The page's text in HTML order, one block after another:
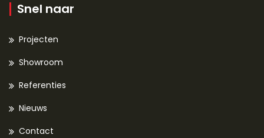
Snel naar
Projecten
Showroom
Referenties
Nieuws
Contact